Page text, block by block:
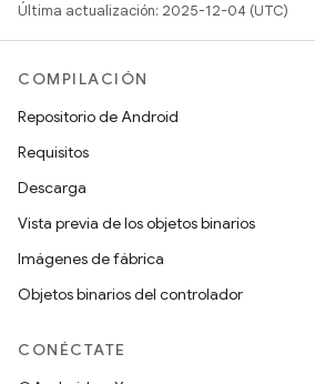
Última actualización: 2025-12-04 (UTC)
COMPILACIÓN
Repositorio de Android
Requisitos
Descarga
Vista previa de los objetos binarios
Imágenes de fábrica
Objetos binarios del controlador
CONÉCTATE